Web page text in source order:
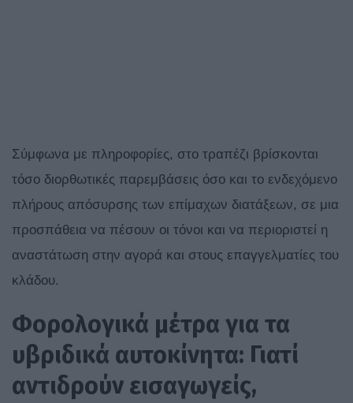
Σύμφωνα με πληροφορίες, στο τραπέζι βρίσκονται
τόσο διορθωτικές παρεμβάσεις όσο και το ενδεχόμενο
πλήρους απόσυρσης των επίμαχων διατάξεων, σε μια
προσπάθεια να πέσουν οι τόνοι και να περιοριστεί η
αναστάτωση στην αγορά και στους επαγγελματίες του
κλάδου.
Φορολογικά μέτρα για τα
υβριδικά αυτοκίνητα: Γιατί
αντιδρούν εισαγωγείς,